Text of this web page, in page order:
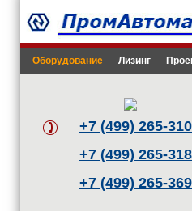
Оборудование Лизинг
+7 (499) 265-
+7 (499) 265-
+7 (499) 265-